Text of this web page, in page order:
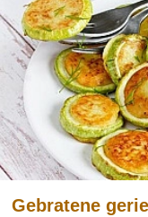
Gebratene